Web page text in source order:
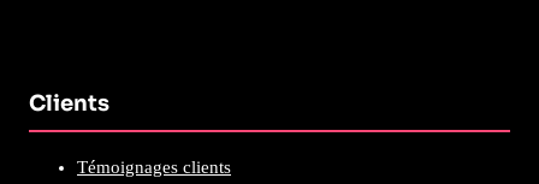
Clients
Témoignages clients